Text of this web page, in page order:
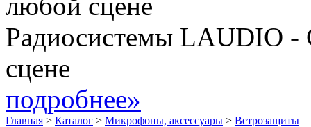
Радиосистемы LAUDIO -
сцене
подробнее»
Главная > Каталог > Микрофоны, аксессуары > Ветрозащиты